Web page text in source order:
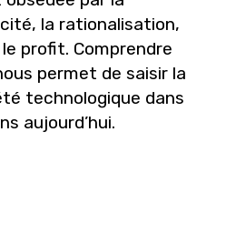
la rationalisation,
profit. Comprendre
permet de saisir la
technologique dans
aujourd’hui.